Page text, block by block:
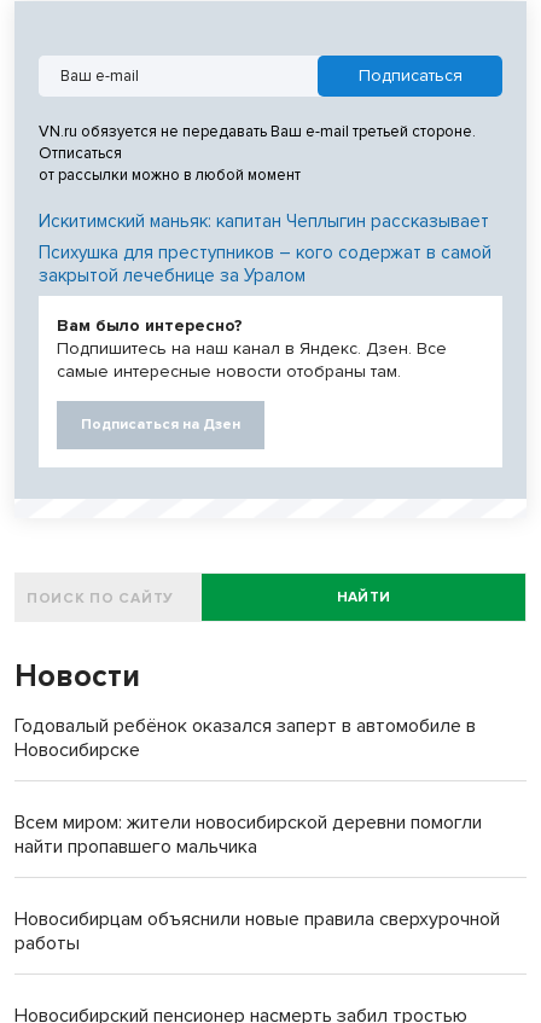
VN.ru обязуется не передавать Ваш e-mail третьей стороне.
Отписаться
от рассылки можно в любой момент
Искитимский маньяк: капитан Чеплыгин рассказывает
Психушка для преступников – кого содержат в самой
закрытой лечебнице за Уралом
Вам было интересно?
Подпишитесь на наш канал в Яндекс. Дзен. Все
самые интересные новости отобраны там.
Подписаться на Дзен
НАЙТИ
Новости
Годовалый ребёнок оказался заперт в автомобиле в
Новосибирске
Всем миром: жители новосибирской деревни помогли
найти пропавшего мальчика
Новосибирцам объяснили новые правила сверхурочной
работы
Новосибирский пенсионер насмерть забил тростью